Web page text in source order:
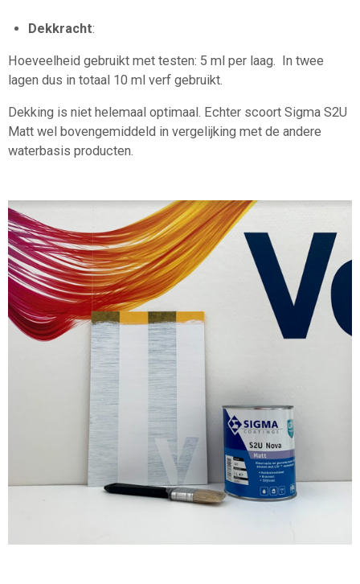
Dekkracht:
Hoeveelheid gebruikt met testen: 5 ml per laag. In twee
lagen dus in totaal 10 ml verf gebruikt.
Dekking is niet helemaal optimaal. Echter scoort Sigma S2U
Matt wel bovengemiddeld in vergelijking met de andere
waterbasis producten.